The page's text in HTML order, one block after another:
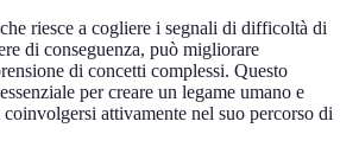
riesce a cogliere i segnali di difficoltà di
di conseguenza, può migliorare
di concetti complessi. Questo
per creare un legame umano e
attivamente nel suo percorso di